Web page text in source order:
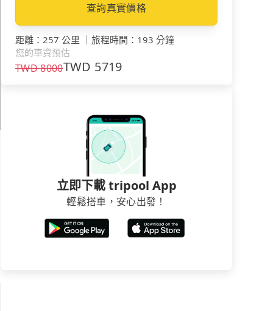
查詢真實價格
距離 ： 257 公里 ｜ 旅程時間 ： 193 分鐘
您的車資預估
TWD8000TWD 5719
立即下載 tripool App
輕鬆搭車，安心出發！